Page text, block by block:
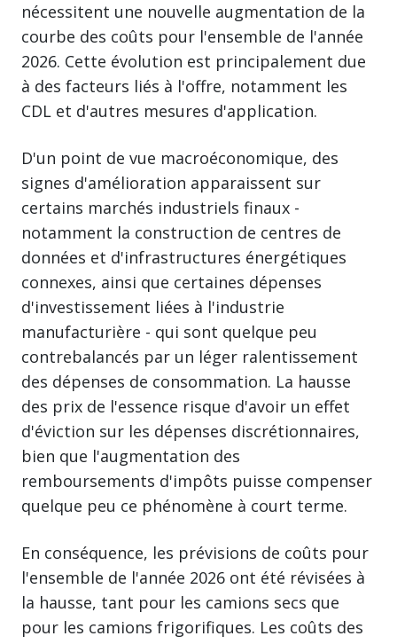
nécessitent une nouvelle augmentation de la
courbe des coûts pour l'ensemble de l'année
2026. Cette évolution est principalement due
à des facteurs liés à l'offre, notamment les
CDL et d'autres mesures d'application.
D'un point de vue macroéconomique, des
signes d'amélioration apparaissent sur
certains marchés industriels finaux -
notamment la construction de centres de
données et d'infrastructures énergétiques
connexes, ainsi que certaines dépenses
d'investissement liées à l'industrie
manufacturière - qui sont quelque peu
contrebalancés par un léger ralentissement
des dépenses de consommation. La hausse
des prix de l'essence risque d'avoir un effet
d'éviction sur les dépenses discrétionnaires,
bien que l'augmentation des
remboursements d'impôts puisse compenser
quelque peu ce phénomène à court terme.
En conséquence, les prévisions de coûts pour
l'ensemble de l'année 2026 ont été révisées à
la hausse, tant pour les camions secs que
pour les camions frigorifiques. Les coûts des